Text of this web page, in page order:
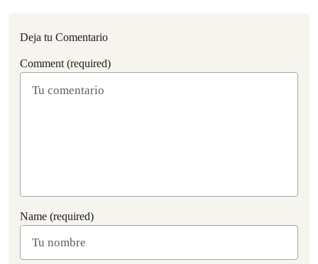
Deja tu Comentario
Comment (required)
Name (required)